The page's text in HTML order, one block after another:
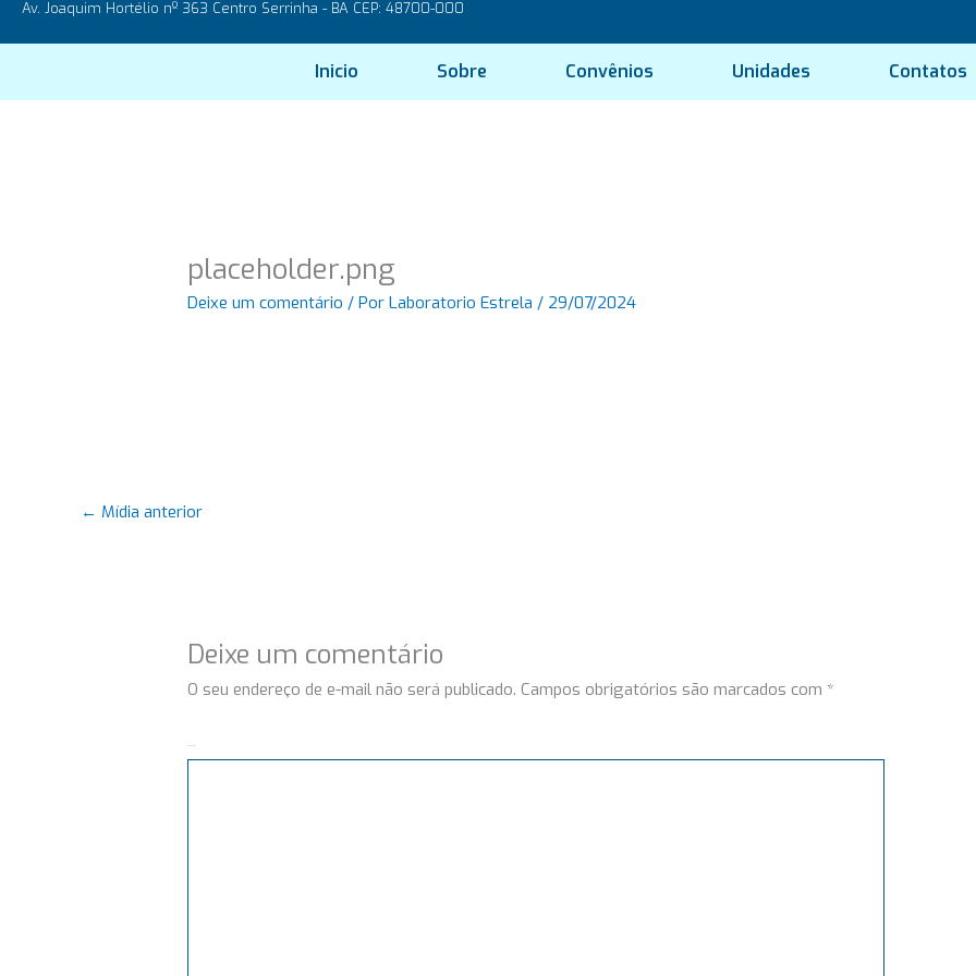
para
Av. Joaquim Hortélio nº 363 Centro Serrinha - BA CEP: 48700-000
Inicio Sobre Convênios Unidades Contatos
placeholder.png
Deixe um comentário / PorLaboratorio Estrela/ 29/07/2024
← Mídia anterior
Deixe um comentário
O seu endereço de e-mail não será publicado. Campos obrigatórios são marcados com *